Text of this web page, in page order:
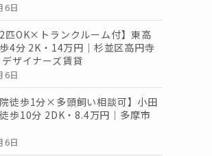
6日
2匹OK×トランクルーム付】東高
4分 2K・14万円｜杉並区高円寺
ザイナーズ賃貸
6日
院徒歩1分×多頭飼い相談可】小田
歩10分 2DK・8.4万円｜多摩市
6日